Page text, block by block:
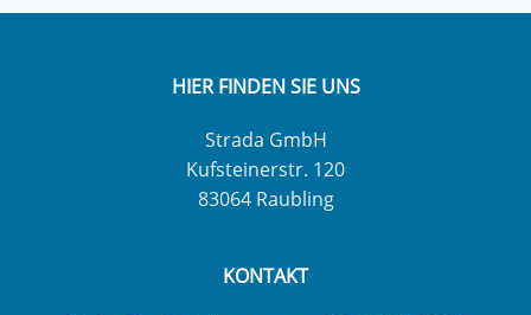
HIER FINDEN SIE UNS
Strada GmbH
Kufsteinerstr. 120
83064 Raubling
KONTAKT